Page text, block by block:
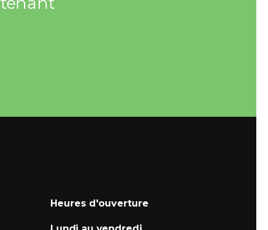
Heures d'ouverture